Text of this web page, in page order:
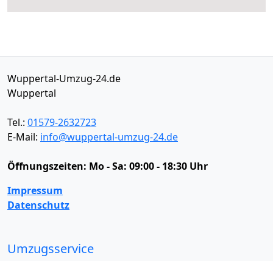
Wuppertal-Umzug-24.de
Wuppertal
Tel.: 01579-2632723
E-Mail: info@wuppertal-umzug-24.de
Öffnungszeiten: Mo - Sa: 09:00 - 18:30 Uhr
Impressum
Datenschutz
Umzugsservice